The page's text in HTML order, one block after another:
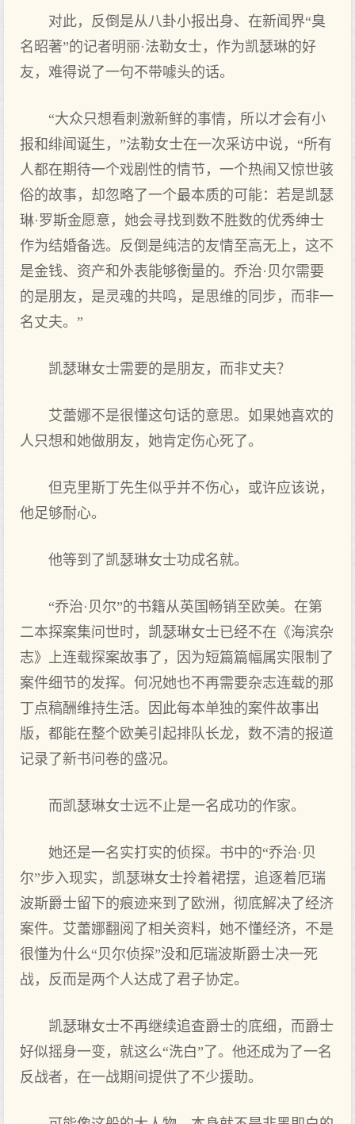
对此，反倒是从八卦小报出身、在新闻界“臭
名昭著”的记者明丽·法勒女士，作为凯瑟琳的好
友，难得说了一句不带噱头的话。
“大众只想看刺激新鲜的事情，所以才会有小
报和绯闻诞生，”法勒女士在一次采访中说，“所有
人都在期待一个戏剧性的情节，一个热闹又惊世骇
俗的故事，却忽略了一个最本质的可能：若是凯瑟
琳·罗斯金愿意，她会寻找到数不胜数的优秀绅士
作为结婚备选。反倒是纯洁的友情至高无上，这不
是金钱、资产和外表能够衡量的。乔治·贝尔需要
的是朋友，是灵魂的共鸣，是思维的同步，而非一
名丈夫。”
凯瑟琳女士需要的是朋友，而非丈夫？
艾蕾娜不是很懂这句话的意思。如果她喜欢的
人只想和她做朋友，她肯定伤心死了。
但克里斯丁先生似乎并不伤心，或许应该说，
他足够耐心。
他等到了凯瑟琳女士功成名就。
“乔治·贝尔”的书籍从英国畅销至欧美。在第
二本探案集问世时，凯瑟琳女士已经不在《海滨杂
志》上连载探案故事了，因为短篇篇幅属实限制了
案件细节的发挥。何况她也不再需要杂志连载的那
丁点稿酬维持生活。因此每本单独的案件故事出
版，都能在整个欧美引起排队长龙，数不清的报道
记录了新书问卷的盛况。
而凯瑟琳女士远不止是一名成功的作家。
她还是一名实打实的侦探。书中的“乔治·贝
尔”步入现实，凯瑟琳女士拎着裙摆，追逐着厄瑞
波斯爵士留下的痕迹来到了欧洲，彻底解决了经济
案件。艾蕾娜翻阅了相关资料，她不懂经济，不是
很懂为什么“贝尔侦探”没和厄瑞波斯爵士决一死
战，反而是两个人达成了君子协定。
凯瑟琳女士不再继续追查爵士的底细，而爵士
好似摇身一变，就这么“洗白”了。他还成为了一名
反战者，在一战期间提供了不少援助。